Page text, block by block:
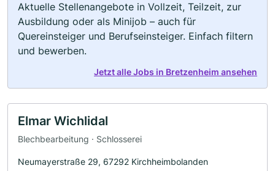
Aktuelle Stellenangebote in Vollzeit, Teilzeit, zur
Ausbildung oder als Minijob – auch für
Quereinsteiger und Berufseinsteiger. Einfach filtern
und bewerben.
Jetzt alle Jobs in Bretzenheim ansehen
Elmar Wichlidal
Blechbearbeitung · Schlosserei
Neumayerstraße 29, 67292 Kirchheimbolanden